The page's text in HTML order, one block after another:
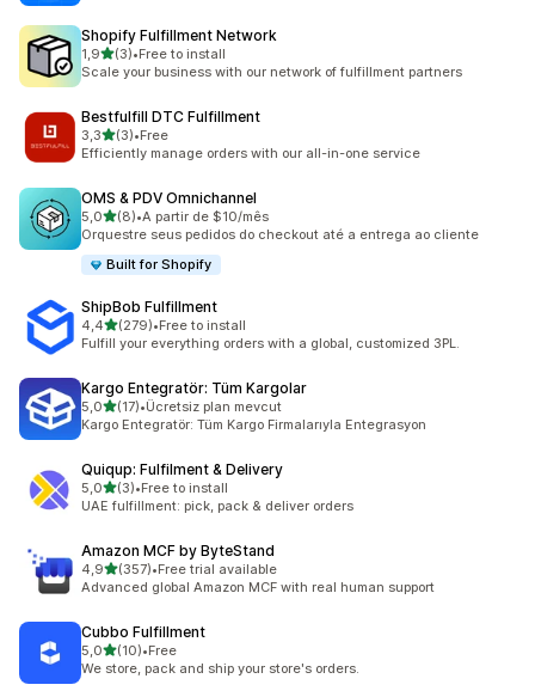
Shopify Fulfillment Network
1,95 yıldız üzerinden
(3)
toplam 3 değerlendirme
•Free to install
Scale your business with our network of fulfillment partners
Bestfulfill DTC Fulfillment
3,35 yıldız üzerinden
(3)
toplam 3 değerlendirme
•Free
Efficiently manage orders with our all-in-one service
OMS & PDV Omnichannel
5,05 yıldız üzerinden
(8)
toplam 8 değerlendirme
•A partir de $10/mês
Orquestre seus pedidos do checkout até a entrega ao cliente
Built for Shopify
ShipBob Fulfillment
4,45 yıldız üzerinden
(279)
toplam 279 değerlendirme
•Free to install
Fulfill your everything orders with a global, customized 3PL.
Kargo Entegratör: Tüm Kargolar
5,05 yıldız üzerinden
(17)
toplam 17 değerlendirme
•Ücretsiz plan mevcut
Kargo Entegratör: Tüm Kargo Firmalarıyla Entegrasyon
Quiqup: Fulfilment & Delivery
5,05 yıldız üzerinden
(3)
toplam 3 değerlendirme
•Free to install
UAE fulfillment: pick, pack & deliver orders
Amazon MCF by ByteStand
4,95 yıldız üzerinden
(357)
toplam 357 değerlendirme
•Free trial available
Advanced global Amazon MCF with real human support
Cubbo Fulfillment
5,05 yıldız üzerinden
(10)
toplam 10 değerlendirme
•Free
We store, pack and ship your store's orders.